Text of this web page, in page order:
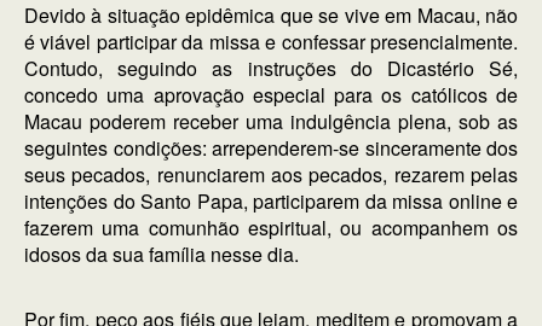
Devido à situação epidêmica que se vive em Macau, não
é viável participar da missa e confessar presencialmente.
Contudo, seguindo as instruções do Dicastério Sé,
concedo uma aprovação especial para os católicos de
Macau poderem receber uma indulgência plena, sob as
seguintes condições: arrependerem-se sinceramente dos
seus pecados, renunciarem aos pecados, rezarem pelas
intenções do Santo Papa, participarem da missa online e
fazerem uma comunhão espiritual, ou acompanhem os
idosos da sua família nesse dia.
Por fim, peço aos fiéis que leiam, meditem e promovam a